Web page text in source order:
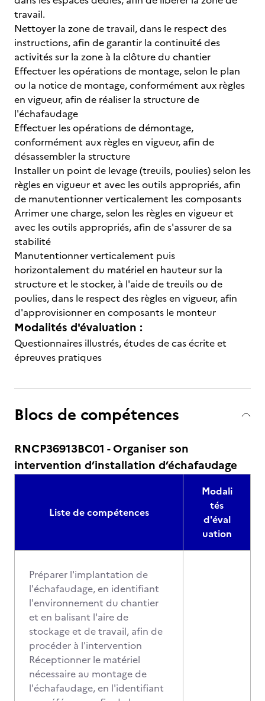
travail.
Nettoyer la zone de travail, dans le respect des
instructions, afin de garantir la continuité des
activités sur la zone à la clôture du chantier
Effectuer les opérations de montage, selon le plan
ou la notice de montage, conformément aux règles
en vigueur, afin de réaliser la structure de
l'échafaudage
Effectuer les opérations de démontage,
conformément aux règles en vigueur, afin de
désassembler la structure
Installer un point de levage (treuils, poulies) selon les
règles en vigueur et avec les outils appropriés, afin
de manutentionner verticalement les composants
Arrimer une charge, selon les règles en vigueur et
avec les outils appropriés, afin de s'assurer de sa
stabilité
Manutentionner verticalement puis
horizontalement du matériel en hauteur sur la
structure et le stocker, à l'aide de treuils ou de
poulies, dans le respect des règles en vigueur, afin
d'approvisionner en composants le monteur
Modalités d'évaluation :
Questionnaires illustrés, études de cas écrite et
épreuves pratiques
Blocs de compétences
RNCP36913BC01 - Organiser son
intervention d’installation d’échafaudage
Liste de compétences
Modali
tés
d'éval
uation
Préparer l'implantation de
l'échafaudage, en identifiant
l'environnement du chantier
et en balisant l'aire de
stockage et de travail, afin de
procéder à l'intervention
Réceptionner le matériel
nécessaire au montage de
l'échafaudage, en l'identifiant